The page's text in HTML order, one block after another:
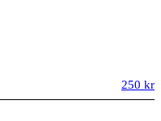
250 kr